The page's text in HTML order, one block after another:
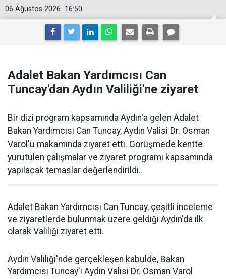
16:50
06 Ağustos 2026
Adalet Bakan Yardımcısı Can
Tuncay'dan Aydın Valiliği'ne ziyaret
Bir dizi program kapsamında Aydın'a gelen Adalet
Bakan Yardımcısı Can Tuncay, Aydın Valisi Dr. Osman
Varol'u makamında ziyaret etti. Görüşmede kentte
yürütülen çalışmalar ve ziyaret programı kapsamında
yapılacak temaslar değerlendirildi.
Adalet Bakan Yardımcısı Can Tuncay, çeşitli inceleme
ve ziyaretlerde bulunmak üzere geldiği Aydın'da ilk
olarak Valiliği ziyaret etti.
Aydın Valiliği'nde gerçekleşen kabulde, Bakan
Yardımcısı Tuncay'ı Aydın Valisi Dr. Osman Varol